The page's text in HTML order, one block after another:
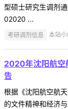
型硕士研究生调剂
02020 ...
考研调剂信息 本站
2020年沈阳航空
告
根据《沈阳航空航
的文件精神和经济